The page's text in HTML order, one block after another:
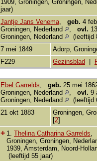
1909, Groningen, Groningen,
jaar)
Jantje Jans Venema, geb. 4
Groningen, Nederland
, ovl.
Groningen, Nederland
(leeftijd
7 mei 1849 Adorp,
F229 Gezinsblad
Ebel Garrelds, geb. 25 mei
Groningen, Nederland
, ovl. 9
Groningen, Nederland
(leeftijd
21 okt 1883
Groningen,
[2]
+ 1. Thelina Catharina Garrelds,
Groningen, Groningen,
1939, Amsterdam, Noord-
(leeftijd 55 jaar)